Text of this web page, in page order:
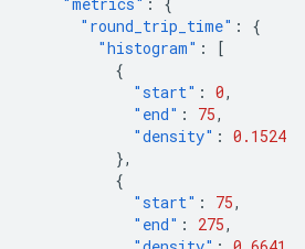
"round_trip_time" :
{
"histogram" :
[
{
"start" : 0,
"end" : 75,
"density" : 0.1524
},
{
"start" : 75,
"end" : 275,